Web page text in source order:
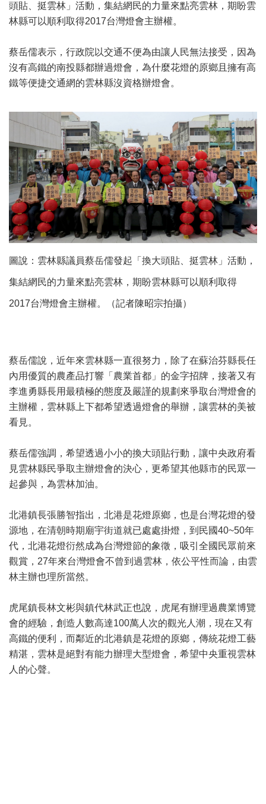
頭貼、挺雲林」活動，集結網民的力量來點亮雲林，期盼雲
林縣可以順利取得2017台灣燈會主辦權。
蔡岳儒表示，行政院以交通不便為由讓人民無法接受，因為
沒有高鐵的南投縣都辦過燈會，為什麼花燈的原鄉且擁有高
鐵等便捷交通網的雲林縣沒資格辦燈會。
圖說：雲林縣議員蔡岳儒發起「換大頭貼、挺雲林」活動，
集結網民的力量來點亮雲林，期盼雲林縣可以順利取得
2017台灣燈會主辦權。（記者陳昭宗拍攝）
蔡岳儒說，近年來雲林縣一直很努力，除了在蘇治芬縣長任
內用優質的農產品打響「農業首都」的金字招牌，接著又有
李進勇縣長用最積極的態度及嚴謹的規劃來爭取台灣燈會的
主辦權，雲林縣上下都希望透過燈會的舉辦，讓雲林的美被
看見。
蔡岳儒強調，希望透過小小的換大頭貼行動，讓中央政府看
見雲林縣民爭取主辦燈會的決心，更希望其他縣市的民眾一
起參與，為雲林加油。
北港鎮長張勝智指出，北港是花燈原鄉，也是台灣花燈的發
源地，在清朝時期廟宇街道就已處處掛燈，到民國40~50年
代，北港花燈衍然成為台灣燈節的象徵，吸引全國民眾前來
觀賞，27年來台灣燈會不曾到過雲林，依公平性而論，由雲
林主辦也理所當然。
虎尾鎮長林文彬與鎮代林武正也說，虎尾有辦理過農業博覽
會的經驗，創造人數高達100萬人次的觀光人潮，現在又有
高鐵的便利，而鄰近的北港鎮是花燈的原鄉，傳統花燈工藝
精湛，雲林是絕對有能力辦理大型燈會，希望中央重視雲林
人的心聲。